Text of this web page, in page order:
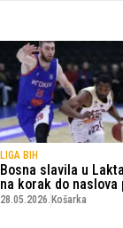
LIGA BIH
Bosna slavila u
na korak do naslova
28.05.2026. Košarka